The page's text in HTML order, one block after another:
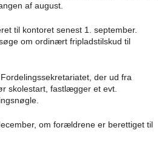
af august.
til kontoret senest 1. september.
om ordinært fripladstilskud til
der ud fra
skolestart, fastlægger et evt.
om forældrene er berettiget til